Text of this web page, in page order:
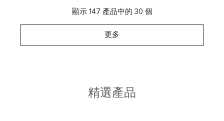
顯示 147 產品中的 30 個
更多
精選產品